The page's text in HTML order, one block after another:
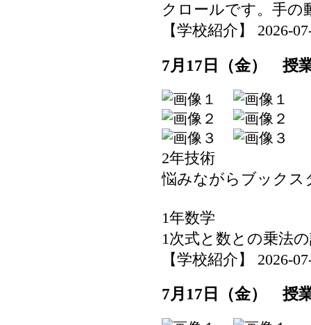
クロールです。手の
【学校紹介】 2026-
7月17日（金） 授
2年技術
悩みながらブックス
1年数学
1次式と数との乗法
【学校紹介】 2026-
7月17日（金） 授